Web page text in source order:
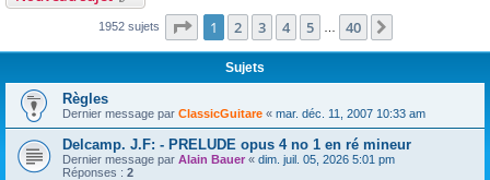
1952 sujets Page 1sur40
1 2 3 4 5 40
Sujets
Règles
Dernier message par ClassicGuitare « mar. déc. 11, 2007 10:33 am
Delcamp. J.F: - PRELUDE opus 4 no 1 en ré mineur
Dernier message par Alain Bauer « dim. juil. 05, 2026 5:01 pm
Réponses : 2